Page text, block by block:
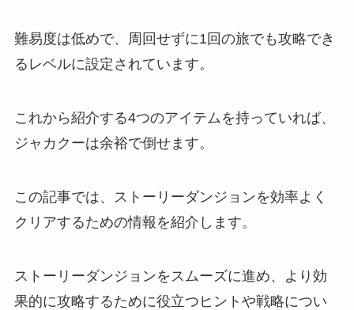
難易度は低めで、周回せずに1回の旅でも攻略でき
るレベルに設定されています。
これから紹介する4つのアイテムを持っていれば、
ジャカクーは余裕で倒せます。
この記事では、ストーリーダンジョンを効率よく
クリアするための情報を紹介します。
ストーリーダンジョンをスムーズに進め、より効
果的に攻略するために役立つヒントや戦略につい